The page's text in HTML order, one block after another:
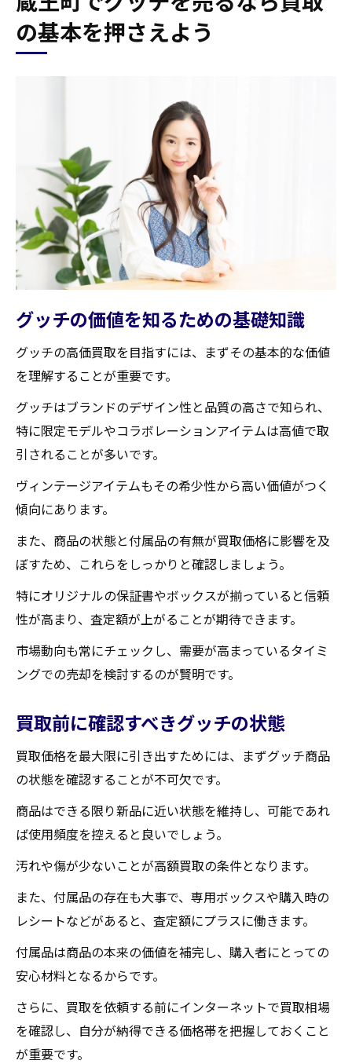
ブランド品買取で注目の蔵王町グッチ高額査定
の秘訣
専門家に聞く！グッチ高額査定のポイント
蔵王町での査定相場を把握する
高評価を得るためのグッチの保管方法
買取査定で重視されるポイントを知る
グッチの希少価値をアピールするコツ
買取で差をつける！蔵王町でグッチを高く売る
ポイント
タイミングを考慮した売却戦略
複数店で査定を比較するメリット
蔵王町でのイベントを活用する方法
買取業者との関係を築く重要性
蔵王町の買取店でグッチを高く売るための戦略
地域密着型の買取店を選ぶ理由
店頭査定とオンライン査定の使い分け
蔵王町の買取店の特徴を把握する
信頼できる買取店の見極め方
買取店訪問前に準備すべき事項
口コミを活用して買取店を比較する
グッチを蔵王町で賢く買取に出すために知って
おくべきこと
蔵王町での買取トレンドをチェック
賢い売却を実現するための準備
買取に関する最新情報を追う方法
グッチを売る前に考慮すべきリスク
プロのアドバイスを活用する
蔵王町でグッチを高価買取にするための具体的
な準備
買取前に必要なクリーニングとメンテナン
査定日までにグッチを整える手順
価格交渉に備えるための事前準備
買取に有利な証拠を持参する
の基本を押さえよう
グッチの価値を知るための基礎知識
グッチの高価買取を目指すには、まずその基本的な価値
を理解することが重要です。
グッチはブランドのデザイン性と品質の高さで知られ、
特に限定モデルやコラボレーションアイテムは高値で取
引されることが多いです。
ヴィンテージアイテムもその希少性から高い価値がつく
傾向にあります。
また、商品の状態と付属品の有無が買取価格に影響を及
ぼすため、これらをしっかりと確認しましょう。
特にオリジナルの保証書やボックスが揃っていると信頼
性が高まり、査定額が上がることが期待できます。
市場動向も常にチェックし、需要が高まっているタイミ
ングでの売却を検討するのが賢明です。
買取前に確認すべきグッチの状態
買取価格を最大限に引き出すためには、まずグッチ商品
の状態を確認することが不可欠です。
商品はできる限り新品に近い状態を維持し、可能であれ
ば使用頻度を控えると良いでしょう。
汚れや傷が少ないことが高額買取の条件となります。
また、付属品の存在も大事で、専用ボックスや購入時の
レシートなどがあると、査定額にプラスに働きます。
付属品は商品の本来の価値を補完し、購入者にとっての
安心材料となるからです。
さらに、買取を依頼する前にインターネットで買取相場
を確認し、自分が納得できる価格帯を把握しておくこと
が重要です。